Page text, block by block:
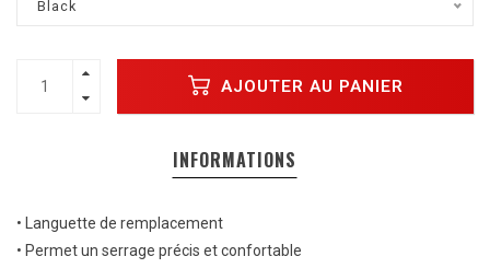
Black
AJOUTER AU PANIER
INFORMATIONS
• Languette de remplacement
• Permet un serrage précis et confortable